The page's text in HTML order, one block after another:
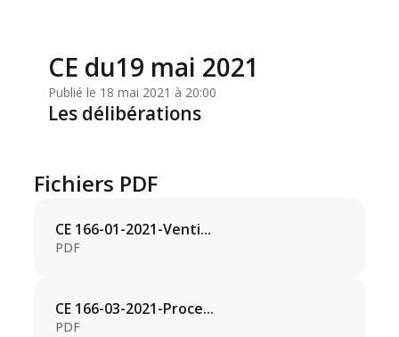
CE du19 mai 2021
Publié le 18 mai 2021 à 20:00
Les délibérations
Fichiers PDF
CE 166-01-2021-Venti...
PDF
CE 166-03-2021-Proce...
PDF